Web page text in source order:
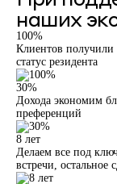
наших
100%
Клиентов получили
статус резидента
30%
Дохода экономим
преференций
8 лет
Делаем все под
встречи, остальное